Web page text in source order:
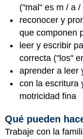
("mal" es m / a /
reconocer y
que componen
leer y escribir
correcta ("los"
aprender a leer
con la escritura
motricidad fina
Qué pueden
Trabaje con la